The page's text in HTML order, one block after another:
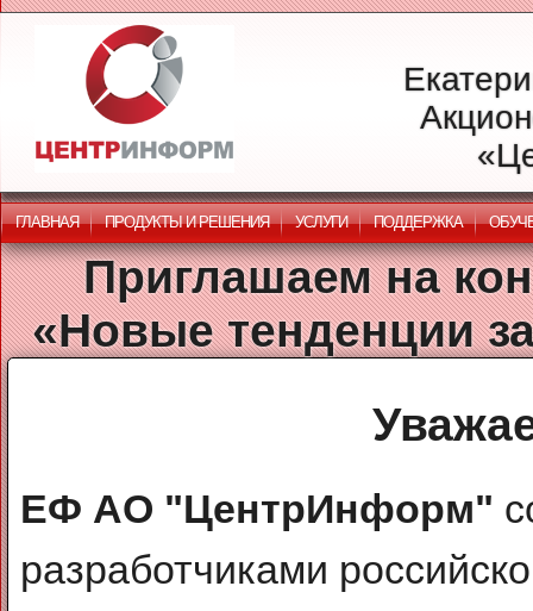
ГЛАВНАЯ ПРОДУКТЫ И РЕШЕНИЯ УСЛУГИ ПОДДЕРЖКА
Приглашаем на
«Новые тенденции
ЕФ АО "ЦентрИнформ"
разработчиками